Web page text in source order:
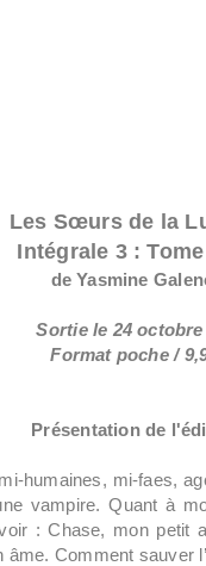
Les Sœurs de la
Intégrale 3 :
de Yasmine
Sortie le 24 octobre
Format poche /
Présentation de
humaines, mi-faes,
vampire. Quant à
: Chase, mon petit
âme. Comment sauver